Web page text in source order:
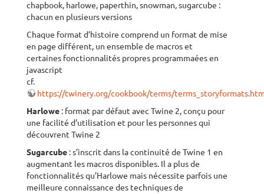
chapbook, harlowe, paperthin, snowman, sugarcube :
chacun en plusieurs versions
Chaque format d’histoire comprend un format de mise
en page différent, un ensemble de macros et
certaines fonctionnalités propres programmaées en
javascript
cf.
https://twinery.org/cookbook/terms/
Harlowe : format par défaut avec Twine 2, conçu pour
une facilité d’utilisation et pour les personnes qui
découvrent Twine 2
Sugarcube : s’inscrit dans la continuité de Twine 1 en
augmentant les macros disponibles. Il a plus de
fonctionnalités qu’Harlowe mais nécessite parfois une
meilleure connaissance des techniques de